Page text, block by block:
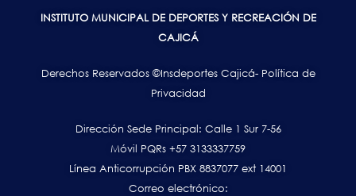
INSTITUTO MUNICIPAL DE DEPORTES Y RECREACIÓN DE
CAJICÁ
Derechos Reservados ©Insdeportes Cajicá- Política de
Privacidad
Dirección Sede Principal: Calle 1 Sur 7-56
Móvil PQRs +57 3133337759
Línea Anticorrupción PBX 8837077 ext 14001
Correo electrónico: